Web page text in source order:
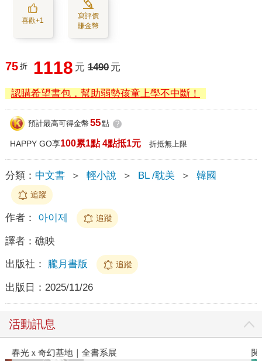
喜歡+1
寫評價
賺金幣
75 折 1118 元 1490 元
認購希望書包，幫助弱勢孩童上學不中斷！
預計最高可得金幣 55點 ?
HAPPY GO享100累1點 4點抵1元 折抵無上限
分類： 中文書 ＞ 輕小說 ＞ BL /耽美 ＞ 韓國
追蹤
作者： 아이제 追蹤
譯者： 礁映
出版社： 朧月書版 追蹤
出版日： 2025/11/26
活動訊息
春光ｘ奇幻基地｜全書系展